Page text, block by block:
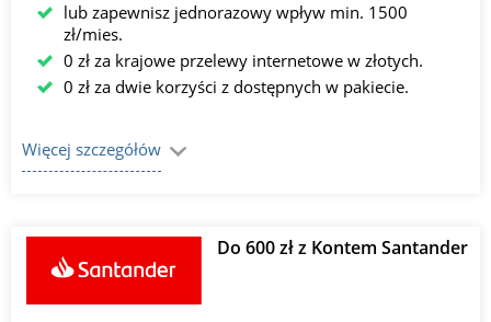
lub zapewnisz jednorazowy wpływ min. 1500
zł/mies.
0 zł za krajowe przelewy internetowe w złotych.
0 zł za dwie korzyści z dostępnych w pakiecie.
Więcej szczegółów
Do 600 zł z Kontem Santander